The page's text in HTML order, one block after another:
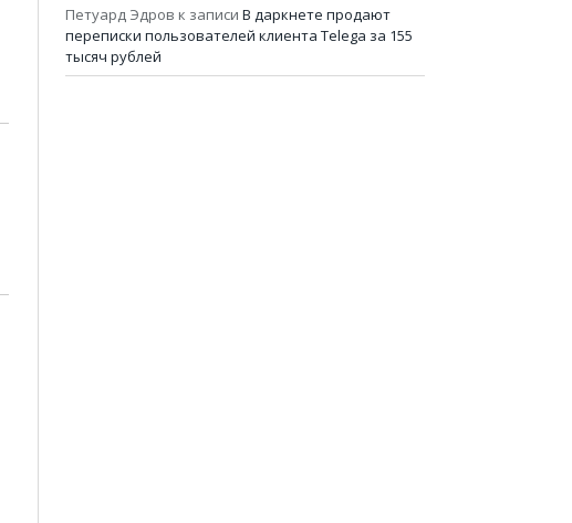
Петуард Эдров к записи В даркнете продают
переписки пользователей клиента Telega за 155
тысяч рублей